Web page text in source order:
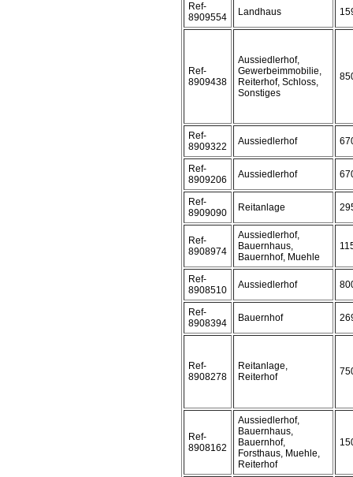
Ref-
8909554
Landhaus
Ref-
8909438
Aussiedlerhof,
Gewerbeimmobilie,
Reiterhof, Schloss,
Sonstiges
Ref-
8909322
Aussiedlerhof
Ref-
8909206
Aussiedlerhof
Ref-
8909090
Reitanlage
Ref-
8908974
Aussiedlerhof,
Bauernhaus,
Bauernhof, Muehle
Ref-
8908510
Aussiedlerhof
Ref-
8908394
Bauernhof
Ref-
8908278
Reitanlage,
Reiterhof
Ref-
8908162
Aussiedlerhof,
Bauernhaus,
Bauernhof,
Forsthaus, Muehle,
Reiterhof